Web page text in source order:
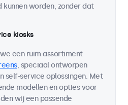
worden, zonder dat
kiosks
een ruim assortiment
, speciaal ontworpen
self-service oplossingen. Met
modellen en opties voor
wij een passende